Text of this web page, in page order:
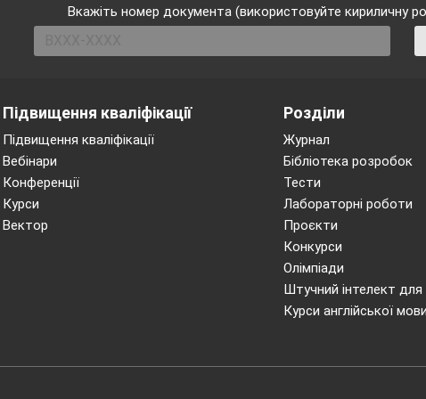
треба телефонувати під час
?
пожежну службу за телефоном 101.
адресу: вулицю, номер дому,
Яка бочка більш небезпечна – наповнена
з під бензину ?
є порожня бочка, так як в
вибухонебезпечна концентрація парів
Вкажіть номер документа (використовуйте кириличну
Підвищення кваліфікації
Підвищення кваліфікації
Вебінари
Конференції
Курси
Вектор
Розділи
Журнал
Бібліотека розробок
Тести
Лабораторні роботи
Проєкти
Конкурси
Олімпіади
Штучний інтелект для
Курси англійської мови